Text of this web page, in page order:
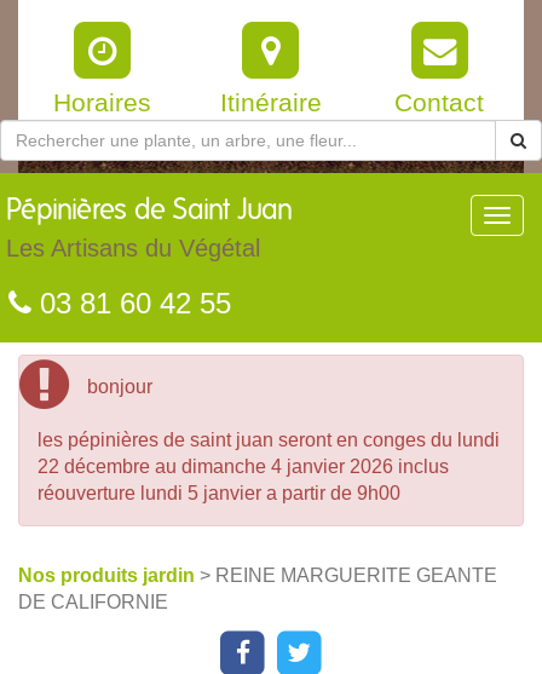
Horaires Itinéraire Contact
Pépinières de Saint Juan
Les Artisans du Végétal
03 81 60 42 55
bonjour
les pépinières de saint juan seront en conges du lundi
22 décembre au dimanche 4 janvier 2026 inclus
réouverture lundi 5 janvier a partir de 9h00
Nos produits jardin > REINE MARGUERITE GEANTE
DE CALIFORNIE